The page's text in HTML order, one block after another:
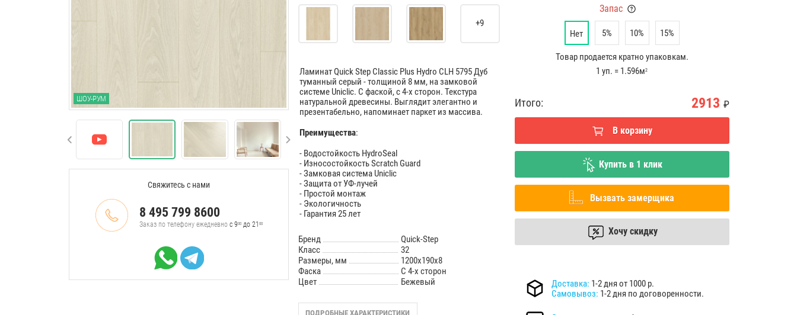
ШОУ-РУМ
Свяжитесь с нами
8 495 799 8600
Заказ по телефону ежедневно с 900до 21 00
+9
Ламинат Quick Step Classic Plus Hydro CLH 5795 Дуб
туманный серый - толщиной 8 мм, на замковой
системе Uniclic. С фаской, с 4-х сторон. Текстура
натуральной древесины. Выглядит элегантно и
презентабельно, напоминает паркет из массива.
Преимущества:
- Водостойкость HydroSeal
- Износостойкость Scratch Guard
- Замковая система Uniclic
- Защита от УФ-лучей
- Простой монтаж
- Экологичность
- Гарантия 25 лет
Бренд
Quick-Step
Класс
32
Размеры, мм
1200х190х8
Фаска
С 4-х сторон
Цвет
Бежевый
ПОДРОБНЫЕ ХАРАКТЕРИСТИКИ
Запас
Нет 5% 10% 15%
Товар продается кратно упаковкам.
1 уп. = 1.596м2
Итого: 2913 ₽
Купить в 1 клик
В корзину
Вызвать замерщика
Хочу скидку
Доставка: 1-2 дня от 1000 р.
Самовывоз: 1-2 дня по договоренности.